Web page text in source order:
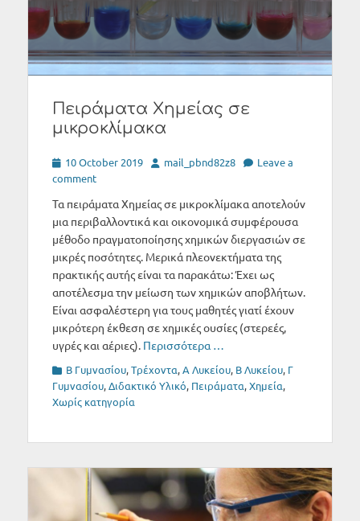
Πειράματα Χημείας σε
μικροκλίμακα
Posted
on
10 October 2019 Author
mail_pbnd82z8
Leave a
comment
Τα πειράματα Χημείας σε μικροκλίμακα αποτελούν
μια περιβαλλοντικά και οικονομικά συμφέρουσα
μέθοδο πραγματοποίησης χημικών διεργασιών σε
μικρές ποσότητες. Μερικά πλεονεκτήματα της
πρακτικής αυτής είναι τα παρακάτω: Έχει ως
αποτέλεσμα την μείωση των χημικών αποβλήτων.
Είναι ασφαλέστερη για τους μαθητές γιατί έχουν
μικρότερη έκθεση σε χημικές ουσίες (στερεές,
υγρές και αέριες). Περισσότερα …
Categories
B Γυμνασίου,Tρέχοντα,Α Λυκείου, Β Λυκείου, Γ
Γυμνασίου,Διδακτικό Υλικό, Πειράματα,Χημεία,
Χωρίς κατηγορία